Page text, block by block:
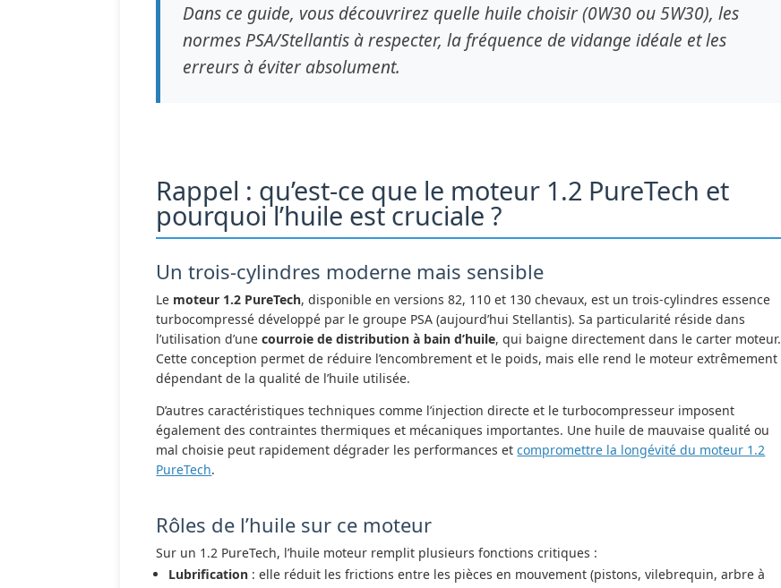
Dans ce guide, vous découvrirez quelle huile choisir (0W30 ou 5W30), les
normes PSA/Stellantis à respecter, la fréquence de vidange idéale et les
erreurs à éviter absolument.
Rappel : qu’est-ce que le moteur 1.2 PureTech et
pourquoi l’huile est cruciale ?
Un trois-cylindres moderne mais sensible
Le moteur 1.2 PureTech, disponible en versions 82, 110 et 130 chevaux, est un trois-cylindres essence
turbocompressé développé par le groupe PSA (aujourd’hui Stellantis). Sa particularité réside dans
l’utilisation d’unecourroie de distribution à bain d’huile, qui baigne directement dans le carter moteur.
Cette conception permet de réduire l’encombrement et le poids, mais elle rend le moteur extrêmement
dépendant de la qualité de l’huile utilisée.
D’autres caractéristiques techniques comme l’injection directe et le turbocompresseur imposent
également des contraintes thermiques et mécaniques importantes. Une huile de mauvaise qualité ou
mal choisie peut rapidement dégrader les performances etcompromettre la longévité du moteur 1.2
PureTech.
Rôles de l’huile sur ce moteur
Sur un 1.2 PureTech, l’huile moteur remplit plusieurs fonctions critiques :
Lubrification : elle réduit les frictions entre les pièces en mouvement (pistons, vilebrequin, arbre à